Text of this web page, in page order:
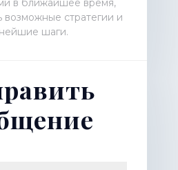
в ближайшее время,
возможные стратегии и
шаги.